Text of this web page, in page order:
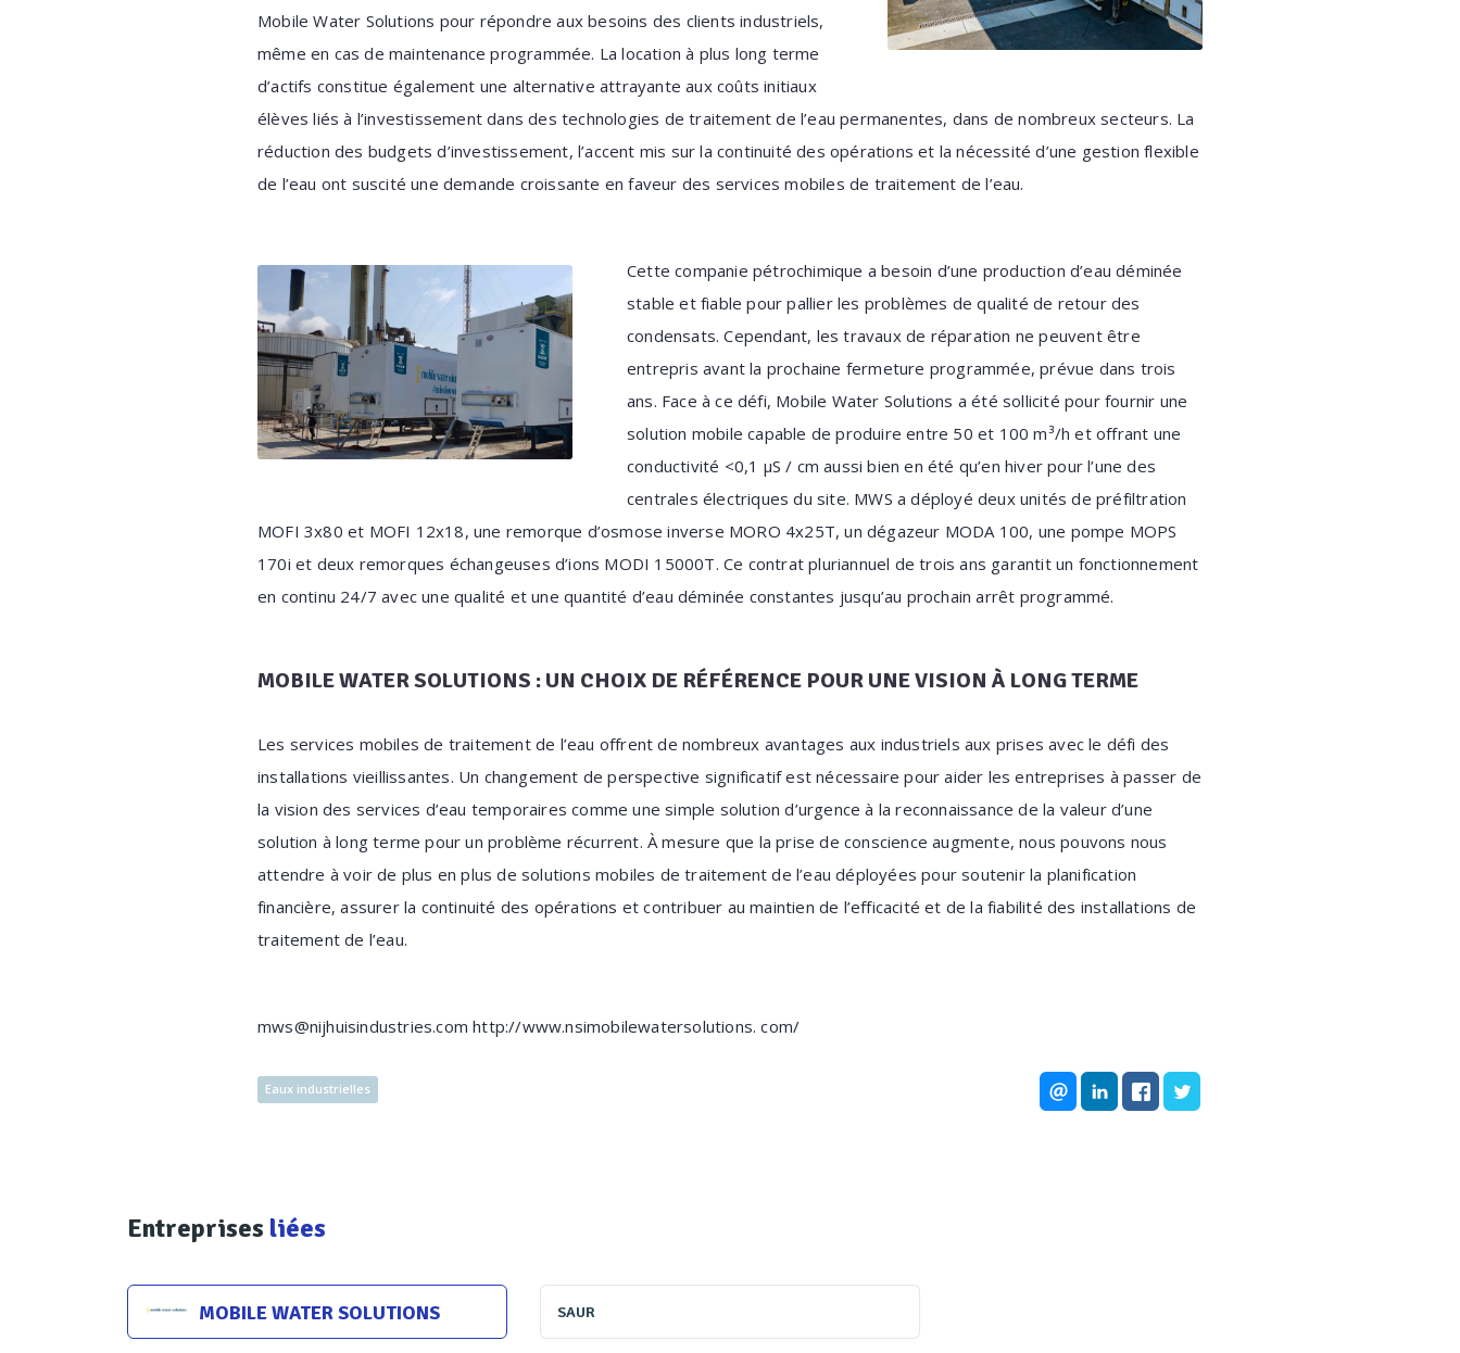
Mobile Water Solutions pour répondre aux besoins des clients industriels,
même en cas de maintenance programmée. La location à plus long terme
d’actifs constitue également une alternative attrayante aux coûts initiaux
élèves liés à l’investissement dans des technologies de traitement de l’eau permanentes, dans de nombreux secteurs. La
réduction des budgets d’investissement, l’accent mis sur la continuité des opérations et la nécessité d’une gestion flexible
de l’eau ont suscité une demande croissante en faveur des services mobiles de traitement de l’eau.
Cette companie pétrochimique a besoin d’une production d’eau déminée
stable et fiable pour pallier les problèmes de qualité de retour des
condensats. Cependant, les travaux de réparation ne peuvent être
entrepris avant la prochaine fermeture programmée, prévue dans trois
ans. Face à ce défi, Mobile Water Solutions a été sollicité pour fournir une
solution mobile capable de produire entre 50 et 100 m³/h et offrant une
conductivité <0,1 μS / cm aussi bien en été qu’en hiver pour l’une des
centrales électriques du site. MWS a déployé deux unités de préfiltration
MOFI 3x80 et MOFI 12x18, une remorque d’osmose inverse MORO 4x25T, un dégazeur MODA 100, une pompe MOPS
170i et deux remorques échangeuses d’ions MODI 15000T. Ce contrat pluriannuel de trois ans garantit un fonctionnement
en continu 24/7 avec une qualité et une quantité d’eau déminée constantes jusqu’au prochain arrêt programmé.
MOBILE WATER SOLUTIONS : UN CHOIX DE RÉFÉRENCE POUR UNE VISION À LONG TERME
Les services mobiles de traitement de l’eau offrent de nombreux avantages aux industriels aux prises avec le défi des
installations vieillissantes. Un changement de perspective significatif est nécessaire pour aider les entreprises à passer de
la vision des services d’eau temporaires comme une simple solution d’urgence à la reconnaissance de la valeur d’une
solution à long terme pour un problème récurrent. À mesure que la prise de conscience augmente, nous pouvons nous
attendre à voir de plus en plus de solutions mobiles de traitement de l’eau déployées pour soutenir la planification
financière, assurer la continuité des opérations et contribuer au maintien de l’efficacité et de la fiabilité des installations de
traitement de l’eau.
mws@nijhuisindustries.com http://www.nsimobilewatersolutions. com/
Eaux industrielles
Entreprises liées
MOBILE WATER SOLUTIONS SAUR